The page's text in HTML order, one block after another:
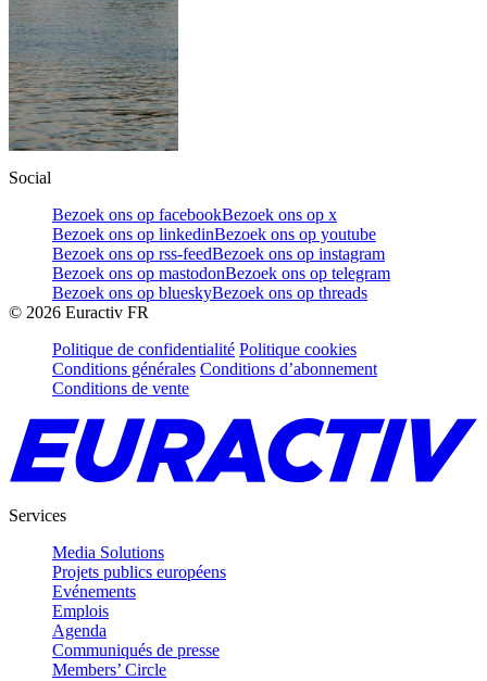
Social
Bezoek ons op facebookBezoek ons op x
Bezoek ons op linkedinBezoek ons op youtube
Bezoek ons op rss-feedBezoek ons op instagram
Bezoek ons op mastodonBezoek ons op telegram
Bezoek ons op blueskyBezoek ons op threads
© 2026 Euractiv FR
Politique de confidentialité Politique cookies
Conditions générales Conditions d’abonnement
Conditions de vente
Services
Media Solutions
Projets publics européens
Evénements
Emplois
Agenda
Communiqués de presse
Members’ Circle